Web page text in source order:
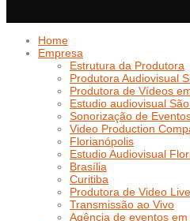
Home
Empresa
Estrutura da Produtora
Produtora Audiovisual
Produtora de Vídeos
Estudio audiovisual
Sonorização de
Video Production
Florianópolis
Estudio Audiovisual
Brasília
Curitiba
Produtora de Video Live
Transmissão ao Vivo
Agência de eventos